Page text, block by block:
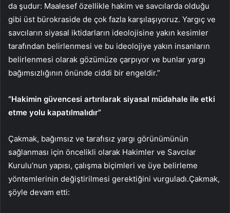
da şudur: Maalesef özellikle hakim ve savcılarda olduğu
gibi üst bürokraside de çok fazla karşılaşıyoruz. Yargıç ve
savcıların siyasal iktidarların ideolojisine yakın kesimler
tarafından belirlenmesi ve bu ideolojiye yakın insanların
belirlenmesi olarak gözümüze çarpıyor ve bunlar yargı
bağımsızlığının önünde ciddi bir engeldir.”
“Hakimin güvencesi artırılarak siyasal müdahale ile etki
etme yolu kapatılmalıdır”
Çakmak, bağımsız ve tarafısız yargı görünümünün
sağlanması için öncelikli olarak Hakimler ve Savcılar
Kurulu’nun yapısı, çalışma biçimleri ve üye belirleme
yöntemlerinin değiştirilmesi gerektiğini vurguladı.Çakmak,
şöyle devam etti: